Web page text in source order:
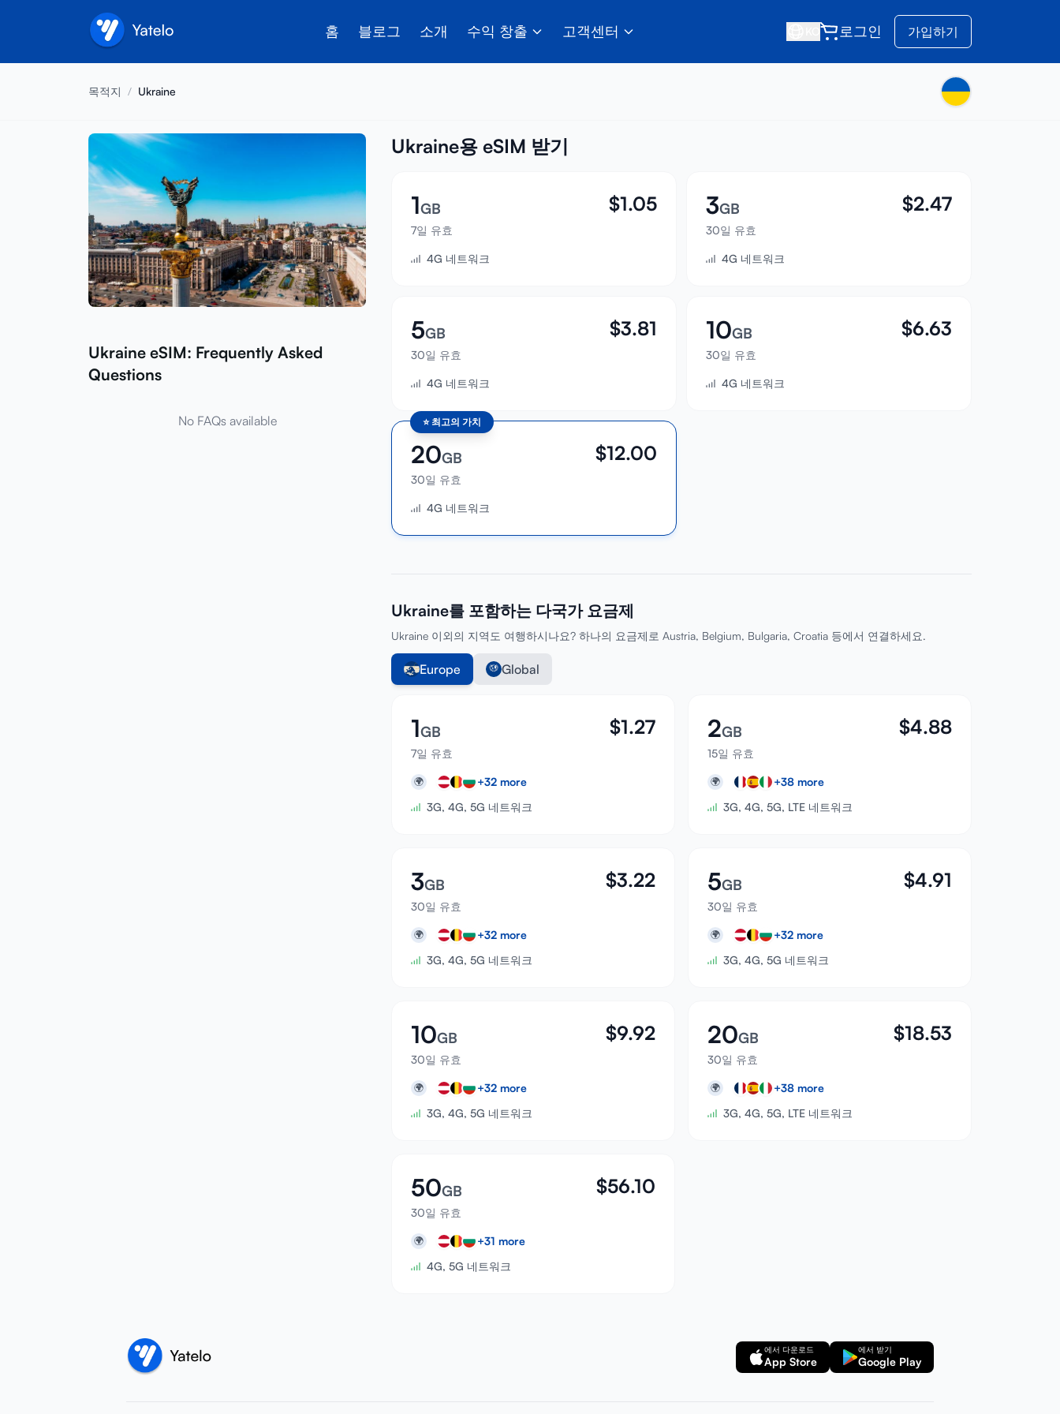
홈 블로그 소개 수익 창출 고객센터 로그인 가입하기
목적지 / Ukraine
Ukraine eSIM: Frequently Asked
Questions
No FAQs available
Ukraine용 eSIM 받기
1GB
7일 유효
$1.05
4G 네트워크
3GB
30일 유효
$2.47
4G 네트워크
5GB
30일 유효
$3.81
4G 네트워크
10GB
30일 유효
$6.63
4G 네트워크
⭐ 최고의 가치
20GB
30일 유효
$12.00
4G 네트워크
Ukraine를 포함하는 다국가 요금제
Ukraine 이외의 지역도 여행하시나요? 하나의 요금제로 Austria, Belgium, Bulgaria, Croatia 등에서 연결하세요.
Europe Global
1GB
7일 유효
$1.27
🌍 +32 more
3G, 4G, 5G 네트워크
2GB
15일 유효
$4.88
🌍 +38 more
3G, 4G, 5G, LTE 네트워크
3GB
30일 유효
$3.22
🌍 +32 more
3G, 4G, 5G 네트워크
5GB
30일 유효
$4.91
🌍 +32 more
3G, 4G, 5G 네트워크
10GB
30일 유효
$9.92
🌍 +32 more
3G, 4G, 5G 네트워크
20GB
30일 유효
$18.53
🌍 +38 more
3G, 4G, 5G, LTE 네트워크
50GB
30일 유효
$56.10
🌍 +31 more
4G, 5G 네트워크
에서 다운로드
App Store
에서 받기
Google Play